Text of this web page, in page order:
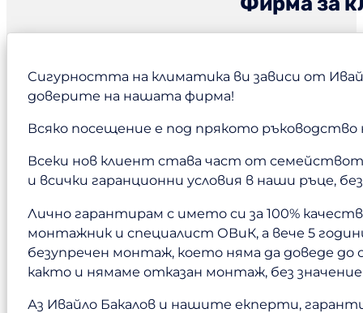
Сигурността на климатика ви зависи от
доверите на нашата фирма!
Всяко посещение е под прякото
Всеки нов клиент става част от
и всички гаранционни условия в наши ръце,
Лично гарантирам с името си за 100%
монтажник и специалист ОВиК, а вече 5
безупречен монтаж, което няма да доведе
както и нямаме отказан монтаж, без
Аз Ивайло Бакалов и нашите екперти,